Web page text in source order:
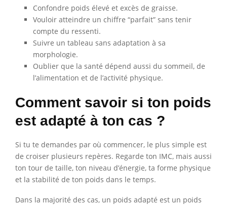
Confondre poids élevé et excès de graisse.
Vouloir atteindre un chiffre “parfait” sans tenir
compte du ressenti.
Suivre un tableau sans adaptation à sa
morphologie.
Oublier que la santé dépend aussi du sommeil, de
l’alimentation et de l’activité physique.
Comment savoir si ton poids
est adapté à ton cas ?
Si tu te demandes par où commencer, le plus simple est
de croiser plusieurs repères. Regarde ton IMC, mais aussi
ton tour de taille, ton niveau d’énergie, ta forme physique
et la stabilité de ton poids dans le temps.
Dans la majorité des cas, un poids adapté est un poids